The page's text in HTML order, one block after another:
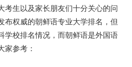
考生以及家长朋友们十分关心的问
布权威的朝鲜语专业大学排名，但
学校排名情况，而朝鲜语是外国语
家参考：